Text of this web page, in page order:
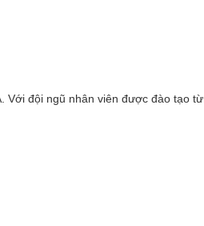
Với đội ngũ nhân viên được đào tạo từ